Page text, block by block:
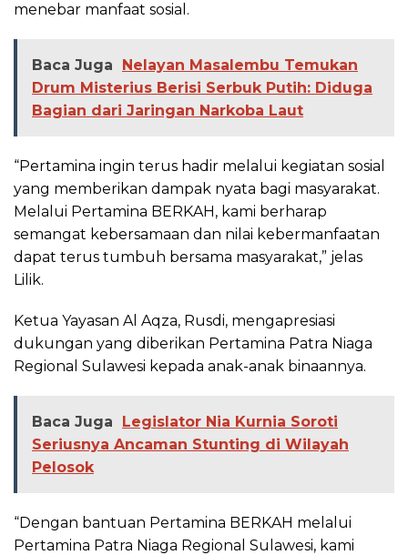
menebar manfaat sosial.
Baca Juga
Nelayan Masalembu Temukan
Drum Misterius Berisi Serbuk Putih: Diduga
Bagian dari Jaringan Narkoba Laut
“Pertamina ingin terus hadir melalui kegiatan sosial
yang memberikan dampak nyata bagi masyarakat.
Melalui Pertamina BERKAH, kami berharap
semangat kebersamaan dan nilai kebermanfaatan
dapat terus tumbuh bersama masyarakat,” jelas
Lilik.
Ketua Yayasan Al Aqza, Rusdi, mengapresiasi
dukungan yang diberikan Pertamina Patra Niaga
Regional Sulawesi kepada anak-anak binaannya.
Baca Juga
Legislator Nia Kurnia Soroti
Seriusnya Ancaman Stunting di Wilayah
Pelosok
“Dengan bantuan Pertamina BERKAH melalui
Pertamina Patra Niaga Regional Sulawesi, kami